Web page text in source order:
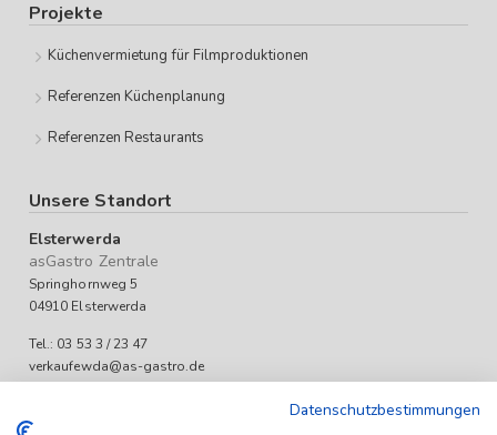
Projekte
Küchenvermietung für Filmproduktionen
Referenzen Küchenplanung
Referenzen Restaurants
Unsere Standort
Elsterwerda
asGastro Zentrale
Springhornweg 5
04910 Elsterwerda
Tel.: 03 53 3 / 23 47
verkaufewda@as-gastro.de
Mo-Fr 09:00 bis 17:00 Uhr
Datenschutzbestimmungen